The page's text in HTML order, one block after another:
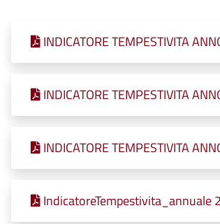
INDICATORE TEMPESTIVITA
INDICATORE TEMPESTIVITA
INDICATORE TEMPESTIVITA